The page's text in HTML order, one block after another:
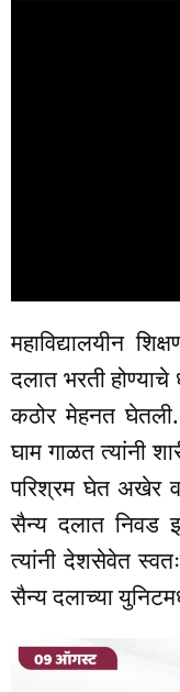
महाविद्यालयीन
दलात भरती होण्याचे
कठोर मेहनत घेतली.
घाम गाळत त्यांनी
परिश्रम घेत अखेर
सैन्य दलात निवड
त्यांनी देशसेवेत
सैन्य दलाच्या